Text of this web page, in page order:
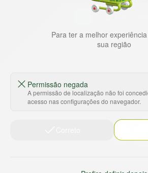
HORTUS COMERCIO DE
CNPJ: 09.000.493/0002-15
Ajuda e Suporte
Trabalhe conosco
Termos e
Política de
Para ter a melhor
sua região
Permissão negada
A permissão de localização não foi
acesso nas configurações do navegador.